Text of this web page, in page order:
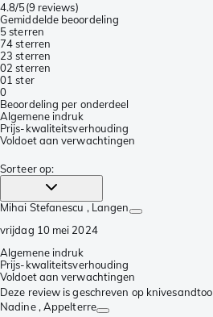
4.8/5(9 reviews)
Gemiddelde beoordeling
5 sterren
74 sterren
23 sterren
02 sterren
01 ster
0
Beoordeling per onderdeel
Algemene indruk
Prijs-kwaliteitsverhouding
Voldoet aan verwachtingen
Sorteer op:
Mihai Stefanescu , Langen
vrijdag 10 mei 2024
Algemene indruk
Prijs-kwaliteitsverhouding
Voldoet aan verwachtingen
Deze review is geschreven op
Nadine , Appelterre